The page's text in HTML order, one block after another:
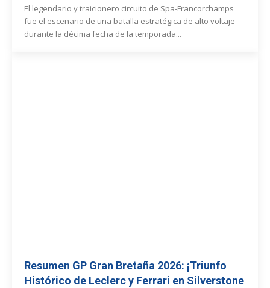
El legendario y traicionero circuito de Spa-Francorchamps
fue el escenario de una batalla estratégica de alto voltaje
durante la décima fecha de la temporada...
Resumen GP Gran Bretaña 2026: ¡Triunfo
Histórico de Leclerc y Ferrari en Silverstone